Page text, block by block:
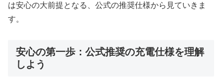
は安心の大前提となる、公式の推奨仕様から見ていきま
す。
安心の第一歩：公式推奨の充電仕様を理解
しよう